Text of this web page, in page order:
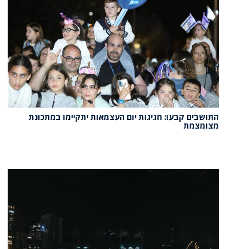
התושבים קבעו: חגיגות יום העצמאות יתקיימו במתכונת
מצומצמת